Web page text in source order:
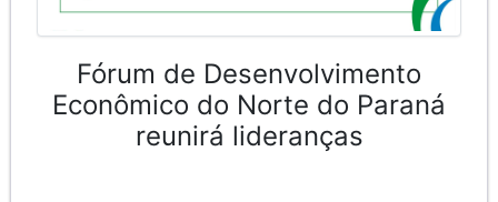
Fórum de Desenvolvimento
Econômico do Norte do Paraná
reunirá lideranças